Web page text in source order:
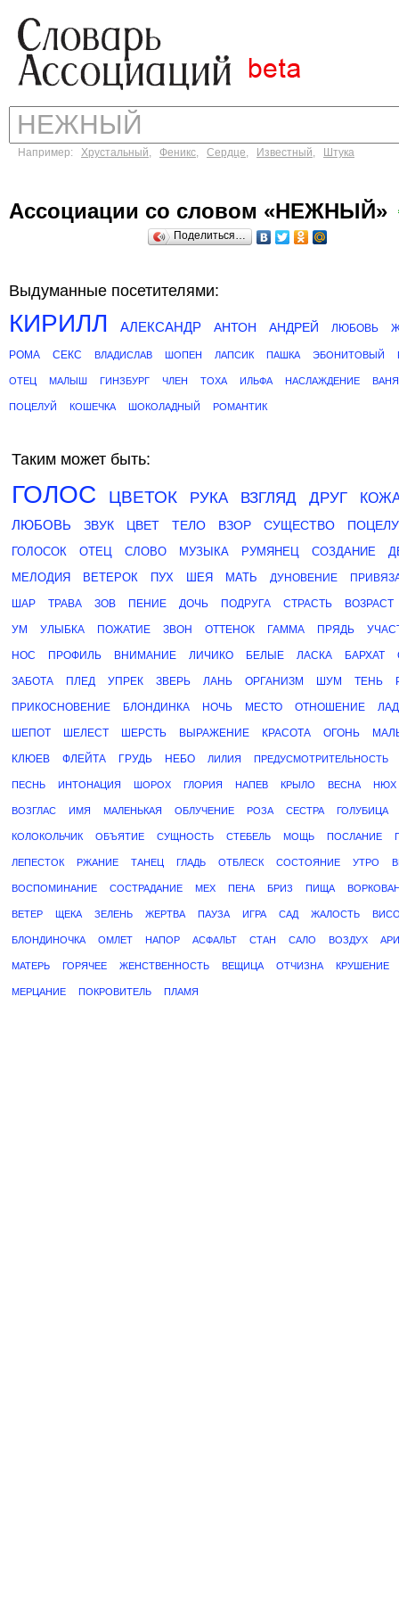
Например: Хрустальный, Феникс, Сердце, Известный, Штука
Ассоциации со словом «НЕЖНЫЙ»
Поделиться…
Выдуманные посетителями:
КИРИЛЛ АЛЕКСАНДР АНТОН АНДРЕЙ ЛЮБОВЬ
РОМА СЕКС ВЛАДИСЛАВ ШОПЕН ЛАПСИК ПАШКА ЭБОНИТОВЫЙ
ОТЕЦ МАЛЫШ ГИНЗБУРГ ЧЛЕН ТОХА ИЛЬФА НАСЛАЖДЕНИЕ ВАНЯ
ПОЦЕЛУЙ КОШЕЧКА ШОКОЛАДНЫЙ РОМАНТИК
Таким может быть:
ГОЛОС ЦВЕТОК РУКА ВЗГЛЯД ДРУГ
ЛЮБОВЬ
ЗВУК ЦВЕТ ТЕЛО ВЗОР СУЩЕСТВО
ГОЛОСОК ОТЕЦ СЛОВО МУЗЫКА РУМЯНЕЦ СОЗДАНИЕ
МЕЛОДИЯ
ВЕТЕРОК ПУХ ШЕЯ МАТЬ ДУНОВЕНИЕ
ШАР ТРАВА ЗОВ ПЕНИЕ ДОЧЬ ПОДРУГА СТРАСТЬ ВОЗРАСТ
УМ УЛЫБКА ПОЖАТИЕ ЗВОН ОТТЕНОК ГАММА ПРЯДЬ
НОС ПРОФИЛЬ ВНИМАНИЕ ЛИЧИКО БЕЛЫЕ ЛАСКА БАРХАТ
ЗАБОТА ПЛЕД УПРЕК ЗВЕРЬ ЛАНЬ ОРГАНИЗМ ШУМ ТЕНЬ
ПРИКОСНОВЕНИЕ БЛОНДИНКА НОЧЬ МЕСТО ОТНОШЕНИЕ
ШЕПОТ ШЕЛЕСТ ШЕРСТЬ ВЫРАЖЕНИЕ КРАСОТА ОГОНЬ
КЛЮЕВ ФЛЕЙТА ГРУДЬ НЕБО ЛИЛИЯ ПРЕДУСМОТРИТЕЛЬНОСТЬ
ПЕСНЬ ИНТОНАЦИЯ ШОРОХ ГЛОРИЯ НАПЕВ КРЫЛО ВЕСНА НЮХ
ВОЗГЛАС ИМЯ МАЛЕНЬКАЯ ОБЛУЧЕНИЕ РОЗА СЕСТРА ГОЛУБИЦА
КОЛОКОЛЬЧИК ОБЪЯТИЕ СУЩНОСТЬ СТЕБЕЛЬ МОЩЬ ПОСЛАНИЕ
ЛЕПЕСТОК РЖАНИЕ ТАНЕЦ ГЛАДЬ ОТБЛЕСК СОСТОЯНИЕ УТРО
ВОСПОМИНАНИЕ СОСТРАДАНИЕ МЕХ ПЕНА БРИЗ ПИЩА
ВЕТЕР ЩЕКА ЗЕЛЕНЬ ЖЕРТВА ПАУЗА ИГРА САД ЖАЛОСТЬ
БЛОНДИНОЧКА ОМЛЕТ НАПОР АСФАЛЬТ СТАН САЛО ВОЗДУХ
МАТЕРЬ ГОРЯЧЕЕ ЖЕНСТВЕННОСТЬ ВЕЩИЦА ОТЧИЗНА КРУШЕНИЕ
МЕРЦАНИЕ ПОКРОВИТЕЛЬ ПЛАМЯ